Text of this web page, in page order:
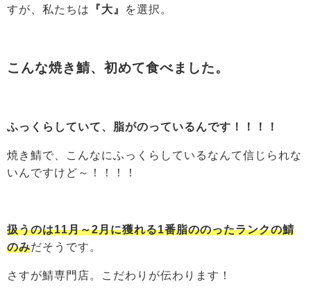
すが、私たちは
『大』 を選択。
こんな焼き鯖、初めて食べました。
ふっくらしていて、脂がのっているんです！！！！
焼き鯖で、こんなにふっくらしているなんて信じられな
いんですけど～！！！！
扱うのは11月～2月に獲れる1番脂ののったランクの鯖
のみだそうです。
さすが鯖専門店。こだわりが伝わります！